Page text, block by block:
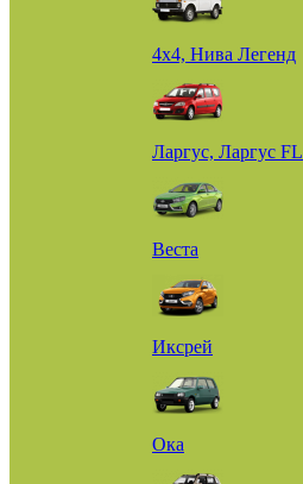
4х4, Нива Легенд
Ларгус, Ларгус FL
Веста
Иксрей
Ока